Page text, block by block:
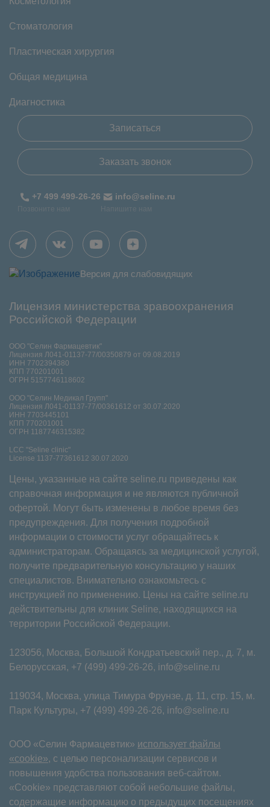
Стоматология
Пластическая хирургия
Общая медицина
Диагностика
Записаться
Заказать звонок
+7 499 499-26-26
Позвоните нам
info@seline.ru
Напишите нам
Версия для слабовидящих
Лицензия министерства зравоохранения
Российской Федерации
ООО "Селин Фармацевтик"
Лицензия Л041-01137-77/00350879 от 09.08.2019
ИНН 7702394380
КПП 770201001
ОГРН 5157746118602
ООО "Селин Медикал Групп"
Лицензия Л041-01137-77/00361612 от 30.07.2020
ИНН 7703445101
КПП 770201001
ОГРН 1187746315382
LCC "Seline clinic"
License 1137-77361612 30.07.2020
Цены, указанные на сайте seline.ru приведены как
справочная информация и не являются публичной
офертой. Могут быть изменены в любое время без
предупреждения. Для получения подробной
информации о стоимости услуг обращайтесь к
администраторам. Обращаясь за медицинской услугой,
получите предварительную консультацию у наших
специалистов. Внимательно ознакомьтесь с
инструкцией по применению. Цены на сайте seline.ru
действительны для клиник Seline, находящихся на
территории Российской Федерации.
123056, Москва, Большой Кондратьевский пер., д. 7, м.
Белорусская, +7 (499) 499-26-26, info@seline.ru
119034, Москва, улица Тимура Фрунзе, д. 11⁠, стр. 15, м.
Парк Культуры, +7 (499) 499-26-26, info@seline.ru
ООО «Селин Фармацевтик» использует файлы
«cookie», с целью персонализации сервисов и
повышения удобства пользования веб-сайтом.
«Cookie» представляют собой небольшие файлы,
содержащие информацию о предыдущих посещениях